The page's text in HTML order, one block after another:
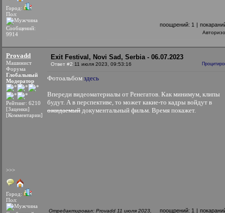
Город:
Пол:
Сообщений:
9914
поощрений: 1 |
Provadd
Машинист
Форума
Глобальный
Модератор
Рейтинг: 6210
[Заценки]
[Комментарии]
>>>
Город:
Пол:
Exit Festival, Novi Sad, Serbia - 06.07.2023
Ответ #2 11 июля 2023, 09:53:16
Фотоальбом здесь
Впереди видеоматериалы от Ренегатов. Как минимум, клипы
будут. А в перспективе, то может какие-то кадры войдут в
ожидаемый документальный фильм. Время покажет.
Отредактировал: Provadd 11 июля 2023,
поощрений: 1 |